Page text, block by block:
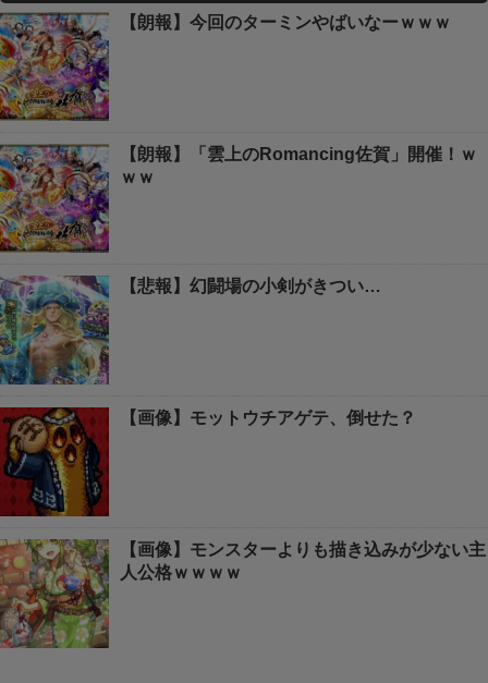
【朗報】今回のターミンやばいなーｗｗｗ
【朗報】「雲上のRomancing佐賀」開催！ｗ
ｗｗ
【悲報】幻闘場の小剣がきつい…
【画像】モットウチアゲテ、倒せた？
【画像】モンスターよりも描き込みが少ない主
人公格ｗｗｗｗ